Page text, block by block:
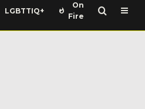
LGBTTIQ+
On
Fire